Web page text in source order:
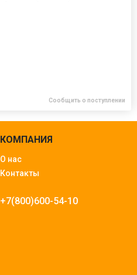
Сообщить о поступлении
КОМПАНИЯ
О нас
Контакты
+7(800)600-54-10